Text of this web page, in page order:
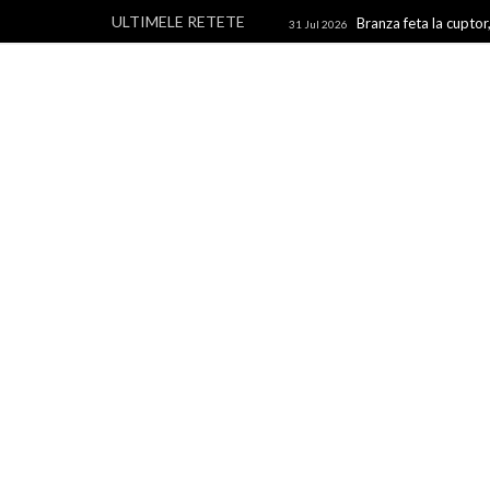
ULTIMELE RETETE 31 Jul 2026 Branza feta la